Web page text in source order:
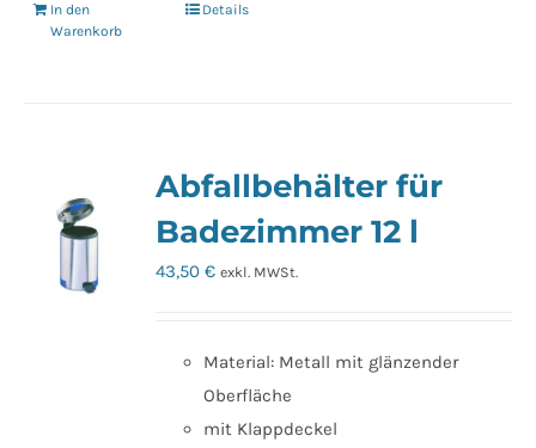
In den
Warenkorb
Details
Abfallbehälter für
Badezimmer 12 l
43,50€ exkl. MWSt.
Material: Metall mit glänzender
Oberfläche
mit Klappdeckel